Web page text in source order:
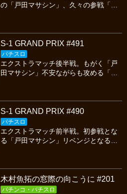
の「戸田マサシン」、久々の参戦「八
見逃すな!
S-1 GRAND PRIX #491
パチスロ
エクストラマッチ後半戦。もがく「戸
田マサシン」不安ながらも攻める「畑
ロットバトルを見逃すな!
S-1 GRAND PRIX #490
パチスロ
エクストラマッチ前半戦。初参戦とな
る「戸田マサシン」リベンジとなる
ルを見逃すな!
木村魚拓の窓際の向こうに #201
パチンコ・パチスロ